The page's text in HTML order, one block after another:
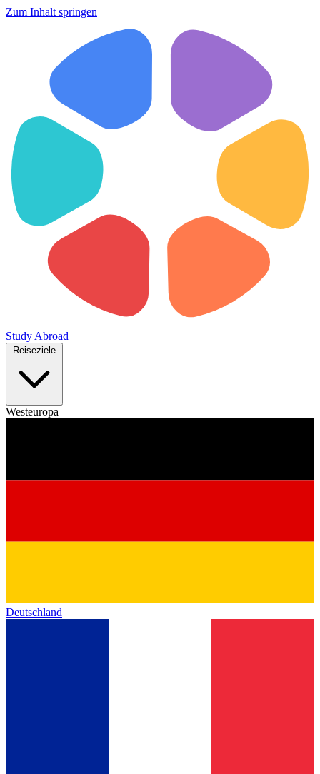
Zum Inhalt springen
Study Abroad
Westeuropa
Deutschland